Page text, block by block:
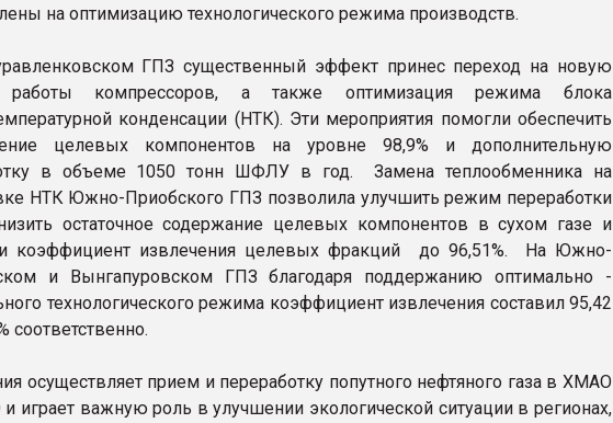
на оптимизацию технологического режима производств.
ГПЗ существенный эффект принес переход на новую
работы компрессоров, а также оптимизация режима блока
конденсации (НТК). Эти мероприятия помогли обеспечить
целевых компонентов на уровне 98,9% и дополнительную
в объеме 1050 тонн ШФЛУ в год. Замена теплообменника на
НТК Южно-Приобского ГПЗ позволила улучшить режим переработки
остаточное содержание целевых компонентов в сухом газе и
коэффициент извлечения целевых фракций до 96,51%. На Южно-
и Вынгапуровском ГПЗ благодаря поддержанию оптимально -
технологического режима коэффициент извлечения составил 95,42
соответственно.
осуществляет прием и переработку попутного нефтяного газа в ХМАО
играет важную роль в улучшении экологической ситуации в регионах,